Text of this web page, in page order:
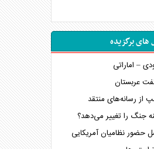
های برگزیده
– اماراتی
عربستان
از رسانه‌های منتقد
جنگ را تغییر می‌دهد؟
نظامیان آمریکایی